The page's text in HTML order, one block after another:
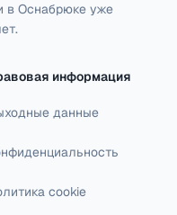
в Оснабрюке уже
информация
данные
cookie